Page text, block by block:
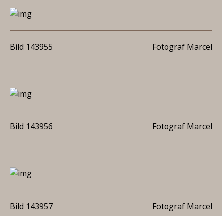
Bild 143955 Fotograf Marcel
Bild 143956 Fotograf Marcel
Bild 143957 Fotograf Marcel